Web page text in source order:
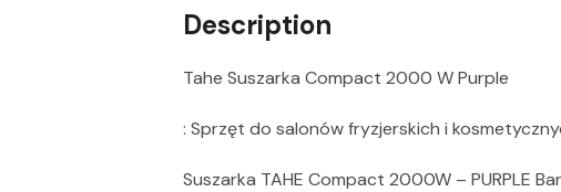
Description
Tahe Suszarka Compact 2000 W Purple
: Sprzęt do salonów fryzjerskich i
Suszarka TAHE Compact 2000W – PURPLE